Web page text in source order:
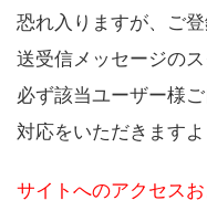
恐れ入りますが、ご
送受信メッセージの
必ず該当ユーザー様
対応をいただきます
サイトへのアクセス